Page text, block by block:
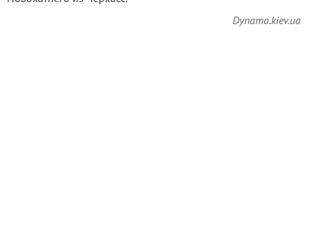
Dynamo.kiev.ua